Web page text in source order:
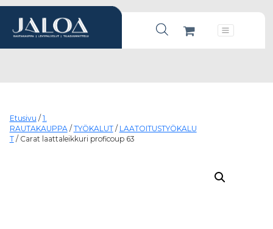
Products search
Päävalikko
Etusivu / 1.
RAUTAKAUPPA/ TYÖKALUT/ LAATOITUSTYÖKALU
T/ Carat laattaleikkuri proficoup 63